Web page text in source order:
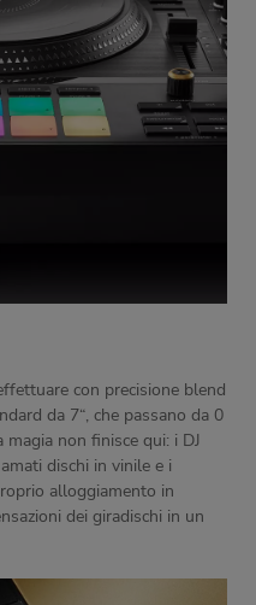
con precisione blend
da 7“, che passano da 0
non finisce qui: i DJ
dischi in vinile e i
alloggiamento in
dei giradischi in un